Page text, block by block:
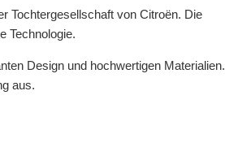
Tochtergesellschaft von Citroën. Die
Technologie.
Design und hochwertigen Materialien.
aus.